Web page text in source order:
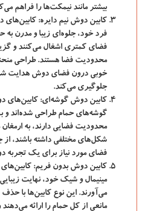
بیشتر مانند نیمکت‌ها را فراهم
کابین دوش نیم دایره: کابین‌های
فرد خود، جلوه‌ای زیبا و مدرن به
فضای کمتری اشغال می‌کنند و
محدودیت فضا هستند. طراحی
خوبی درون فضای دوش هدایت
جلوگیری می‌کند.
کابین دوش گوشه‌ای: کابین‌های
گوشه‌های حمام طراحی شده‌اند و
محدودیت فضایی دارند، به
شکل‌های مختلفی داشته باشند، از
فضای مورد نیاز برای یک تجربه
کابین دوش بدون فریم:
مینیمال و شیک خود، نهایت
می‌آورند. این نوع کابین‌ها با
مانعی از کل حمام را ارائه